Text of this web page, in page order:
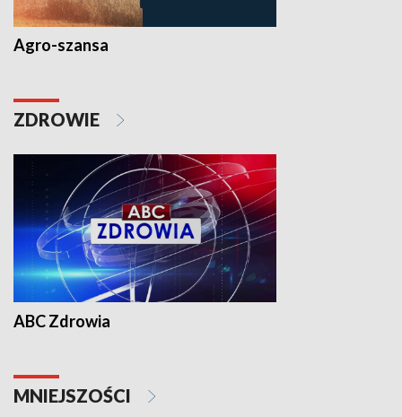
Agro-szansa
ZDROWIE
ABC Zdrowia
MNIEJSZOŚCI